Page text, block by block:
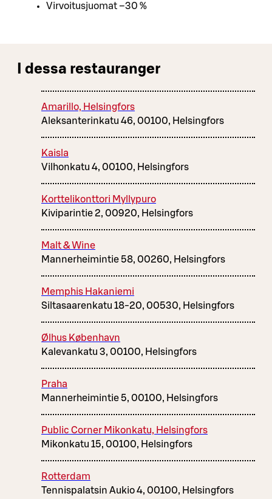
Virvoitusjuomat –30 %
I dessa restauranger
Amarillo, Helsingfors
Aleksanterinkatu 46, 00100, Helsingfors
Kaisla
Vilhonkatu 4, 00100, Helsingfors
Korttelikonttori Myllypuro
Kiviparintie 2, 00920, Helsingfors
Malt & Wine
Mannerheimintie 58, 00260, Helsingfors
Memphis Hakaniemi
Siltasaarenkatu 18-20, 00530, Helsingfors
Ølhus København
Kalevankatu 3, 00100, Helsingfors
Praha
Mannerheimintie 5, 00100, Helsingfors
Public Corner Mikonkatu, Helsingfors
Mikonkatu 15, 00100, Helsingfors
Rotterdam
Tennispalatsin Aukio 4, 00100, Helsingfors